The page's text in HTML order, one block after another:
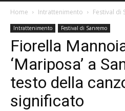
Home Intrattenimento Festival di
Intrattenimento Festival di Sanremo
Fiorella
‘Mariposa’ a
testo della
significato